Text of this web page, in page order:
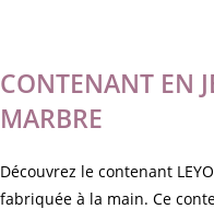
CONTENANT EN
MARBRE
Découvrez le contenant
fabriquée à la main. Ce